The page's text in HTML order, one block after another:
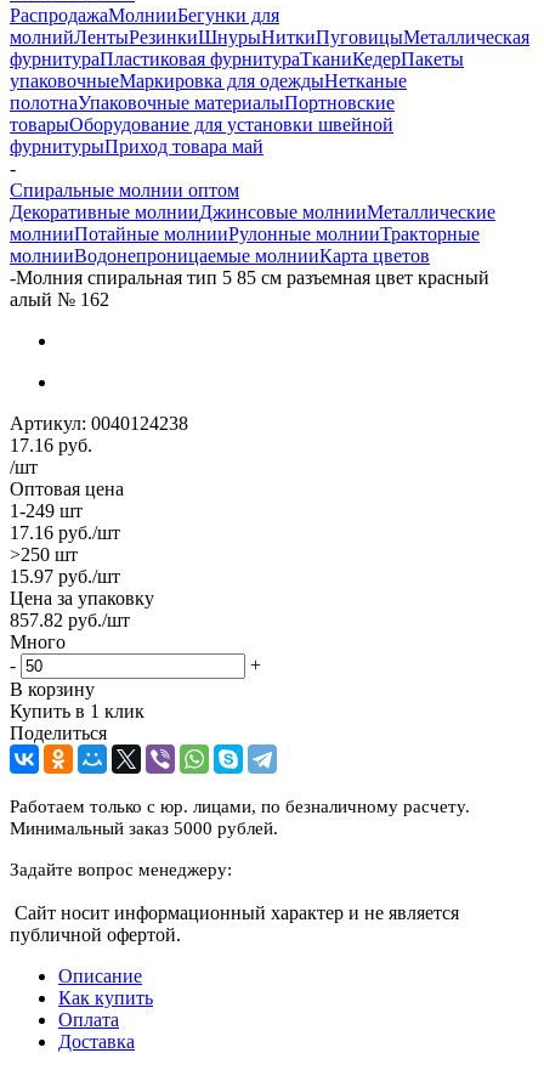
РаспродажаМолнииБегунки для
молнийЛентыРезинкиШнурыНиткиПуговицыМеталлическая
фурнитураПластиковая фурнитураТканиКедерПакеты
упаковочныеМаркировка для одеждыНетканые
полотнаУпаковочные материалыПортновские
товарыОборудование для установки швейной
фурнитурыПриход товара май
-
Спиральные молнии оптом
Декоративные молнииДжинсовые молнииМеталлические
молнииПотайные молнииРулонные молнииТракторные
молнииВодонепроницаемые молнииКарта цветов
-Молния спиральная тип 5 85 см разъемная цвет красный
алый № 162
Артикул: 0040124238
17.16 руб.
/шт
Оптовая цена
1-249 шт
17.16 руб./шт
>250 шт
15.97 руб./шт
Цена за упаковку
857.82 руб./шт
Много
-
+
В корзину
Купить в 1 клик
Поделиться
Работаем только с юр. лицами, по безналичному расчету.
Минимальный заказ 5000 рублей.
Задайте вопрос менеджеру:
Сайт носит информационный характер и не является
публичной офертой.
Описание
Как купить
Оплата
Доставка